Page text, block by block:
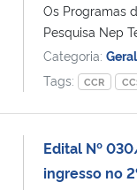
Os Programas
Pesquisa Nep
Categoria: Geral
Tags:
CCR
Edital Nº
ingresso no